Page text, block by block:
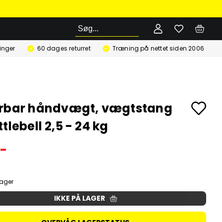
Søg
60 dages returret Træning på nettet siden 2006
håndvægt, vægtstang
2,5 - 24 kg
IKKE PÅ LAGER